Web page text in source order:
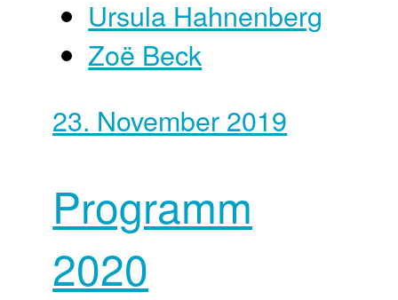
Ursula Hahnenberg
Zoë Beck
23. November 2019
Programm
2020